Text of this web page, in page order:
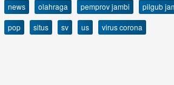
news
olahraga pemprov jambi pilgub
pop
situs sv us virus corona